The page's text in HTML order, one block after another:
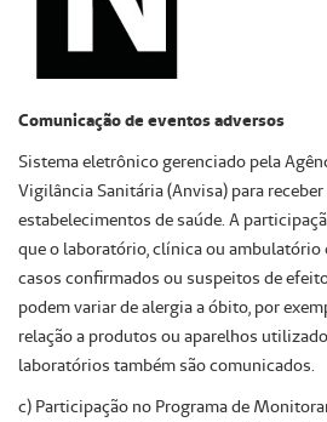
Comunicação de eventos adversos
Sistema eletrônico gerenciado pela
Vigilância Sanitária (Anvisa) para
estabelecimentos de saúde. A
que o laboratório, clínica ou ambulatório
casos confirmados ou suspeitos de
podem variar de alergia a óbito, por
relação a produtos ou aparelhos
laboratórios também são comunicados.
c) Participação no Programa de